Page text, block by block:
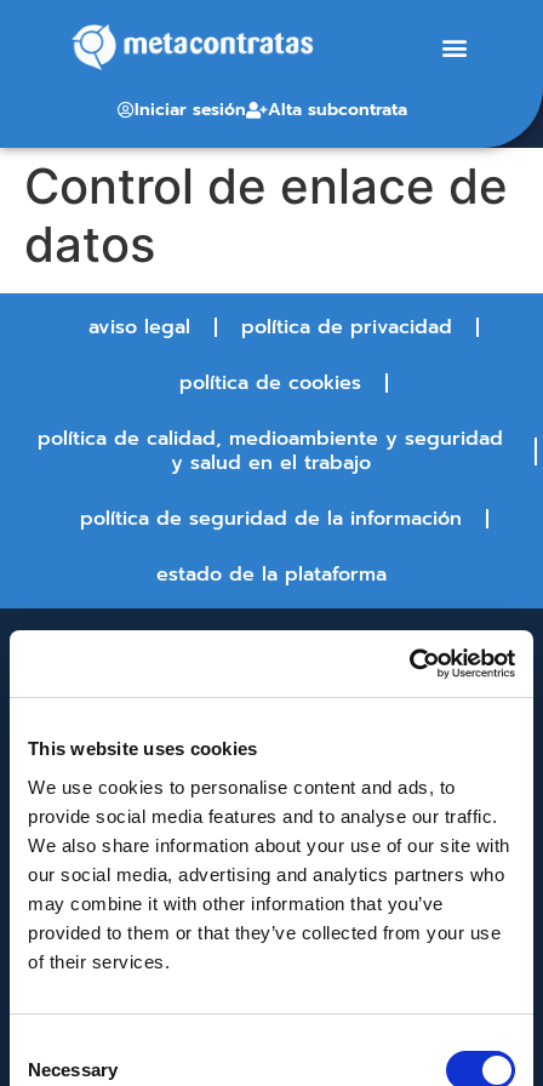
This website uses cookies
We use cookies to personalise content and ads, to
provide social media features and to analyse our traffic.
We also share information about your use of our site with
our social media, advertising and analytics partners who
may combine it with other information that you’ve
provided to them or that they’ve collected from your use
of their services.
Selection
Necessary
Iniciar sesión Alta subcontrata
Control de enlace de
datos
aviso legal
política de privacidad
política de cookies
política de calidad, medioambiente y seguridad
y salud en el trabajo
política de seguridad de la información
estado de la plataforma
INNOVACIÓN Y DESARROLLO DE ANDALUCÍA
IDEA
Se ha recibido un incentivo de la Agencia de
Innovación y Desarrollo de Andalucía IDEA, de la
43.802,59€, cofinanciado en un 80% por la Unión